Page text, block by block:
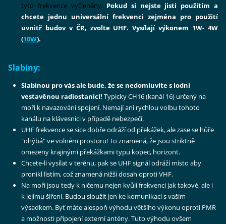
tyto frekvence vyčleněny. Pokud si nejste jisti použitím a
chcete jednu universální frekvenci zejména pro použití
uvnitř budov v ČR, zvolte UHF. Vysílají výkonem 1W- 4W
(10W).
Slabiny:
Slabinou pro vás ale bude, že se nedomluvíte s lodní
vestavěnou radiostanicí! Typicky CH16 (kanál 16) určený na
moři k navazování spojení. Nemají ani rychlou volbu tohoto
kanálu na klávesnici v případě nebezpečí.
UHF frekvence se sice dobře odráží od překážek, ale zase se hůře
"ohýbá" ve volném prostoru! To znamená, že jsou striktně
omezeny krajinými překážkami typu kopec, horizont.
Chcete-li vysílat v terénu, pak se UHF signál odráží místo aby
pronikl listím, což znamená nižší dosah oproti VHF.
Na moři jsou tedy k ničemu nejen kvůli frekvenci jak takové, ale i
k jejímu šíření. Budou sloužit jen ke komunikaci s vaším
výsadkem. Byť máte alespoň výhodu většího výkonu oproti PMR
a možnosti připojení externí antény. Tuto výhodu ovšem